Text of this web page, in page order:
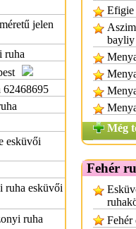
jelen
ruha
62468695
esküvői
ruha esküvői
ruha
Efigie
bayliy
Még
Fehér
Fehér